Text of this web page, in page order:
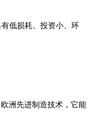
低损耗、投资小、环
洲先进制造技术，它能